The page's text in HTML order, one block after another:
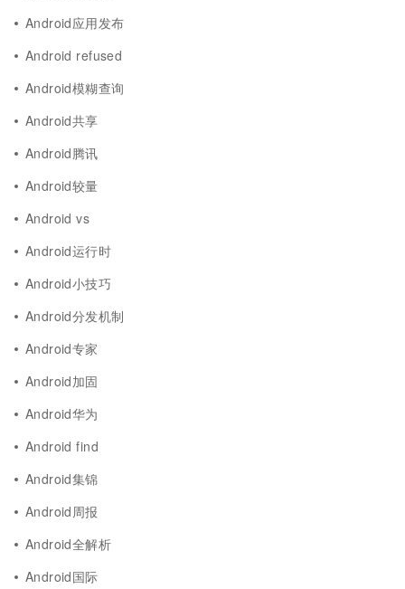
Android应用发布
Android refused
Android模糊查询
Android共享
Android腾讯
Android较量
Android vs
Android运行时
Android小技巧
Android分发机制
Android专家
Android加固
Android华为
Android find
Android集锦
Android周报
Android全解析
Android国际